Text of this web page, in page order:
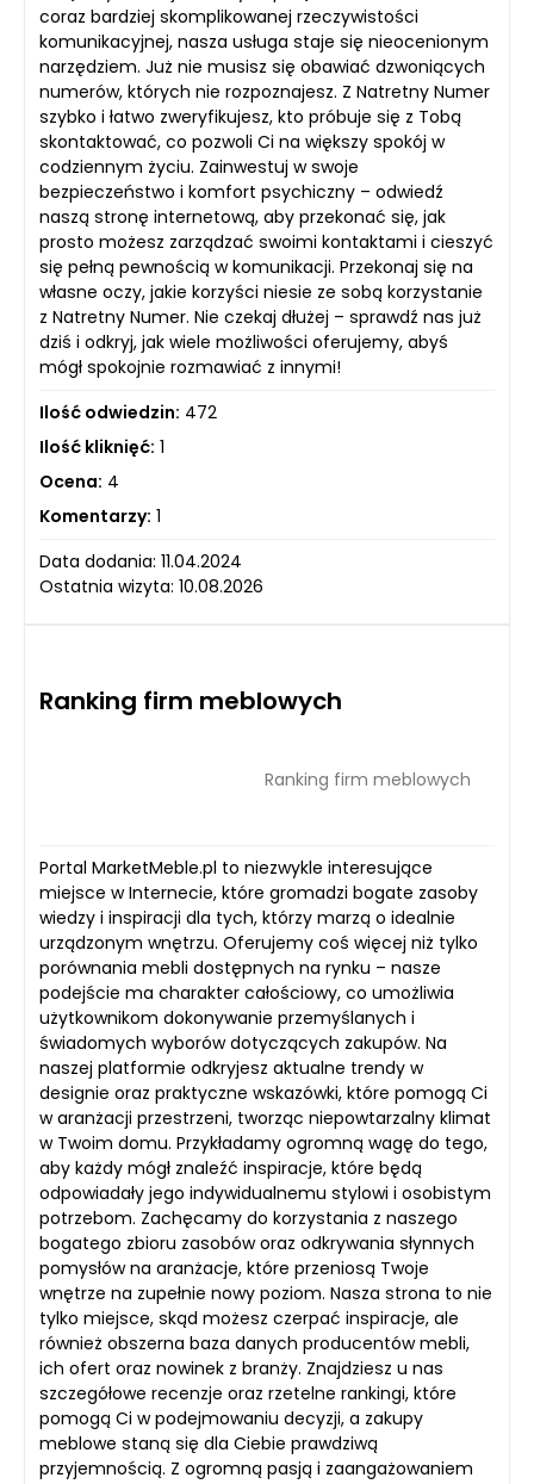
coraz bardziej skomplikowanej rzeczywistości
komunikacyjnej, nasza usługa staje się nieocenionym
narzędziem. Już nie musisz się obawiać dzwoniących
numerów, których nie rozpoznajesz. Z Natretny Numer
szybko i łatwo zweryfikujesz, kto próbuje się z Tobą
skontaktować, co pozwoli Ci na większy spokój w
codziennym życiu. Zainwestuj w swoje
bezpieczeństwo i komfort psychiczny – odwiedź
naszą stronę internetową, aby przekonać się, jak
prosto możesz zarządzać swoimi kontaktami i cieszyć
się pełną pewnością w komunikacji. Przekonaj się na
własne oczy, jakie korzyści niesie ze sobą korzystanie
z Natretny Numer. Nie czekaj dłużej – sprawdź nas już
dziś i odkryj, jak wiele możliwości oferujemy, abyś
mógł spokojnie rozmawiać z innymi!
Ilość odwiedzin: 472
Ilość kliknięć: 1
Ocena: 4
Komentarzy: 1
Data dodania: 11.04.2024
Ostatnia wizyta: 10.08.2026
Ranking firm meblowych
Ranking firm meblowych
Portal MarketMeble.pl to niezwykle interesujące
miejsce w Internecie, które gromadzi bogate zasoby
wiedzy i inspiracji dla tych, którzy marzą o idealnie
urządzonym wnętrzu. Oferujemy coś więcej niż tylko
porównania mebli dostępnych na rynku – nasze
podejście ma charakter całościowy, co umożliwia
użytkownikom dokonywanie przemyślanych i
świadomych wyborów dotyczących zakupów. Na
naszej platformie odkryjesz aktualne trendy w
designie oraz praktyczne wskazówki, które pomogą Ci
w aranżacji przestrzeni, tworząc niepowtarzalny klimat
w Twoim domu. Przykładamy ogromną wagę do tego,
aby każdy mógł znaleźć inspiracje, które będą
odpowiadały jego indywidualnemu stylowi i osobistym
potrzebom. Zachęcamy do korzystania z naszego
bogatego zbioru zasobów oraz odkrywania słynnych
pomysłów na aranżacje, które przeniosą Twoje
wnętrze na zupełnie nowy poziom. Nasza strona to nie
tylko miejsce, skąd możesz czerpać inspiracje, ale
również obszerna baza danych producentów mebli,
ich ofert oraz nowinek z branży. Znajdziesz u nas
szczegółowe recenzje oraz rzetelne rankingi, które
pomogą Ci w podejmowaniu decyzji, a zakupy
meblowe staną się dla Ciebie prawdziwą
przyjemnością. Z ogromną pasją i zaangażowaniem